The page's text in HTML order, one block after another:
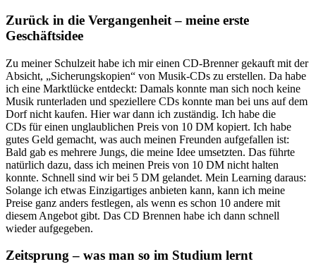
Zurück in die Vergangenheit – meine erste
Geschäftsidee
Zu meiner Schulzeit habe ich mir einen CD-Brenner gekauft mit der
Absicht, „Sicherungskopien“ von Musik-CDs zu erstellen. Da habe
ich eine Marktlücke entdeckt: Damals konnte man sich noch keine
Musik runterladen und speziellere CDs konnte man bei uns auf dem
Dorf nicht kaufen. Hier war dann ich zuständig. Ich habe die
CDs für einen unglaublichen Preis von 10 DM kopiert. Ich habe
gutes Geld gemacht, was auch meinen Freunden aufgefallen ist:
Bald gab es mehrere Jungs, die meine Idee umsetzten. Das führte
natürlich dazu, dass ich meinen Preis von 10 DM nicht halten
konnte. Schnell sind wir bei 5 DM gelandet. Mein Learning daraus:
Solange ich etwas Einzigartiges anbieten kann, kann ich meine
Preise ganz anders festlegen, als wenn es schon 10 andere mit
diesem Angebot gibt. Das CD Brennen habe ich dann schnell
wieder aufgegeben.
Zeitsprung – was man so im Studium lernt